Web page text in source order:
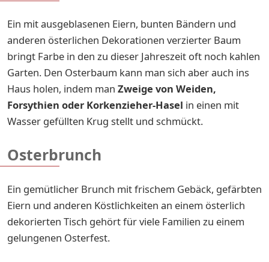
Ein mit ausgeblasenen Eiern, bunten Bändern und
anderen österlichen Dekorationen verzierter Baum
bringt Farbe in den zu dieser Jahreszeit oft noch kahlen
Garten. Den Osterbaum kann man sich aber auch ins
Haus holen, indem man Zweige von Weiden,
Forsythien oder Korkenzieher-Hasel in einen mit
Wasser gefüllten Krug stellt und schmückt.
Osterbrunch
Ein gemütlicher Brunch mit frischem Gebäck, gefärbten
Eiern und anderen Köstlichkeiten an einem österlich
dekorierten Tisch gehört für viele Familien zu einem
gelungenen Osterfest.